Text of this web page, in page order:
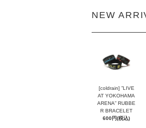
NEW
[coldrain] ”LIVE
AT YOKOHAMA
ARENA” RUBBE
R BRACELET
600円(税込)